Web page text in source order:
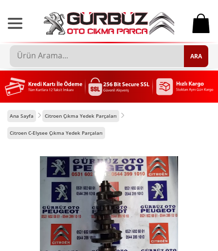
0
ARA
Ana Sayfa Citroen Çıkma Yedek Parçaları
Citroen C-Elysee Çıkma Yedek Parçaları